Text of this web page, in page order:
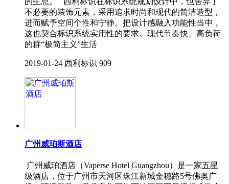
不必要的装饰元素，采用追求时尚和现代的简洁造型，
进而赋予空间个性和宁静。把设计感融入功能性当中，
这也契合标识系统实用性的要求。现代节奏快、高负荷
的群“极简主义”生活
2019-01-24 西利标识 909
广州威珀斯酒店
广州威珀酒店（Vaperse Hotel Guangzhou）是一家五星
级酒店，位于广州市天河区珠江新城金穗路5号佛奥广